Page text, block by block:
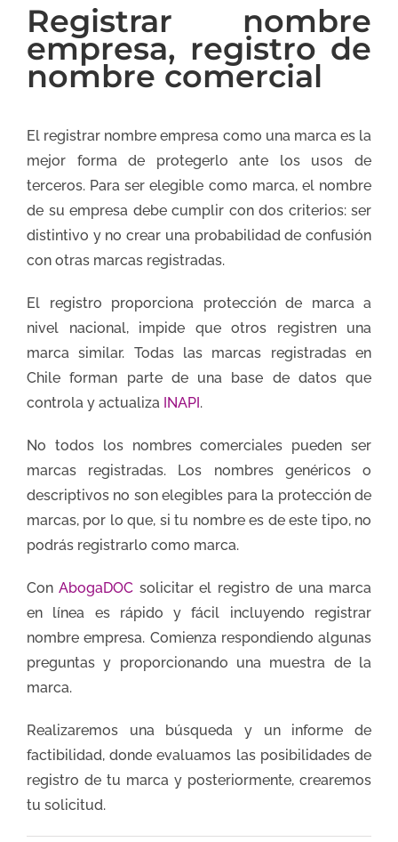
Registrar nombre
empresa, registro de
nombre comercial
El registrar nombre empresa como una marca es la
mejor forma de protegerlo ante los usos de
terceros. Para ser elegible como marca, el nombre
de su empresa debe cumplir con dos criterios: ser
distintivo y no crear una probabilidad de confusión
con otras marcas registradas.
El registro proporciona protección de marca a
nivel nacional, impide que otros registren una
marca similar. Todas las marcas registradas en
Chile forman parte de una base de datos que
controla y actualiza INAPI.
No todos los nombres comerciales pueden ser
marcas registradas. Los nombres genéricos o
descriptivos no son elegibles para la protección de
marcas, por lo que, si tu nombre es de este tipo, no
podrás registrarlo como marca.
ConAbogaDOC solicitar el registro de una marca
en línea es rápido y fácil incluyendo registrar
nombre empresa. Comienza respondiendo algunas
preguntas y proporcionando una muestra de la
marca.
Realizaremos una búsqueda y un informe de
factibilidad, donde evaluamos las posibilidades de
registro de tu marca y posteriormente, crearemos
tu solicitud.